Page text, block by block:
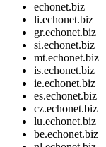
echonet.biz
li.echonet.biz
gr.echonet.biz
si.echonet.biz
mt.echonet.biz
is.echonet.biz
ie.echonet.biz
es.echonet.biz
cz.echonet.biz
lu.echonet.biz
be.echonet.biz